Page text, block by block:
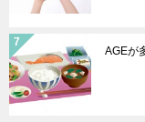
AGEが